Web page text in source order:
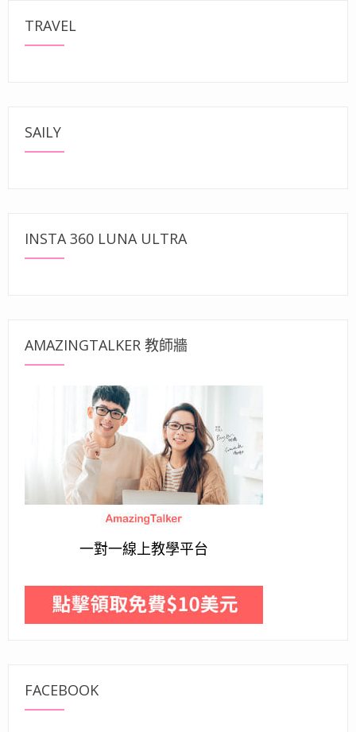
TRAVEL
SAILY
INSTA 360 LUNA ULTRA
AMAZINGTALKER 教師牆
一對一線上教學平台
FACEBOOK